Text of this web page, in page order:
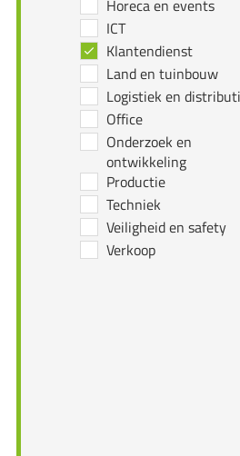
Horeca en events
ICT
Klantendienst
Land en tuinbouw
Logistiek en
Office
Onderzoek en
ontwikkeling
Productie
Techniek
Veiligheid en safety
Verkoop